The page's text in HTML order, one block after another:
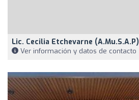
Lic. Cecilia Etchevarne (A.Mu.S.A.P)
Ver información y datos de contacto